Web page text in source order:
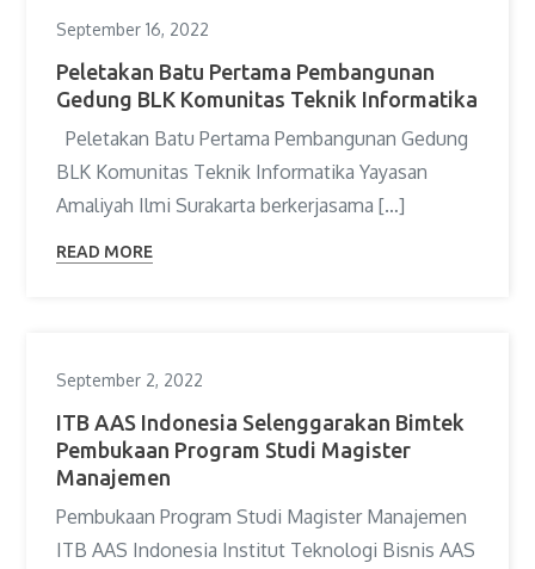
September 16, 2022
Peletakan Batu Pertama Pembangunan
Gedung BLK Komunitas Teknik Informatika
Peletakan Batu Pertama Pembangunan Gedung
BLK Komunitas Teknik Informatika Yayasan
Amaliyah Ilmi Surakarta berkerjasama […]
READ MORE
September 2, 2022
ITB AAS Indonesia Selenggarakan Bimtek
Pembukaan Program Studi Magister
Manajemen
Pembukaan Program Studi Magister Manajemen
ITB AAS Indonesia Institut Teknologi Bisnis AAS